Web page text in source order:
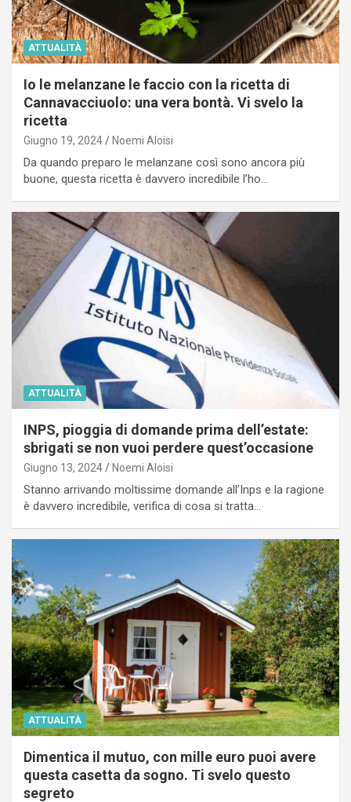
ATTUALITÀ
Io le melanzane le faccio con la ricetta di
Cannavacciuolo: una vera bontà. Vi svelo la
ricetta
Giugno 19, 2024 Noemi Aloisi
Da quando preparo le melanzane così sono ancora più
buone, questa ricetta è davvero incredibile l’ho…
ATTUALITÀ
INPS, pioggia di domande prima dell’estate:
sbrigati se non vuoi perdere quest’occasione
Giugno 13, 2024 Noemi Aloisi
Stanno arrivando moltissime domande all’Inps e la ragione
è davvero incredibile, verifica di cosa si tratta…
ATTUALITÀ
Dimentica il mutuo, con mille euro puoi avere
questa casetta da sogno. Ti svelo questo
segreto